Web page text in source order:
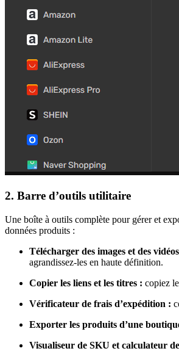
2. Barre d’outils utilitaire
Une boîte à outils complète pour gérer et
données produits :
Télécharger des images et des
agrandissez-les en haute définition.
Copier les liens et les titres : copiez
Vérificateur de frais d’expédition :
Exporter les produits d’une
Visualiseur de SKU et calculateur